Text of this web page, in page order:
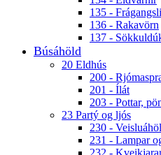
135 -
136 - Rakavörn
137 -
Búsáhöld
20 Eldhús
200 -
201 - Ílát
203 - Pottar,
23 Partý og ljós
230 -
231 - Lampar
232 -